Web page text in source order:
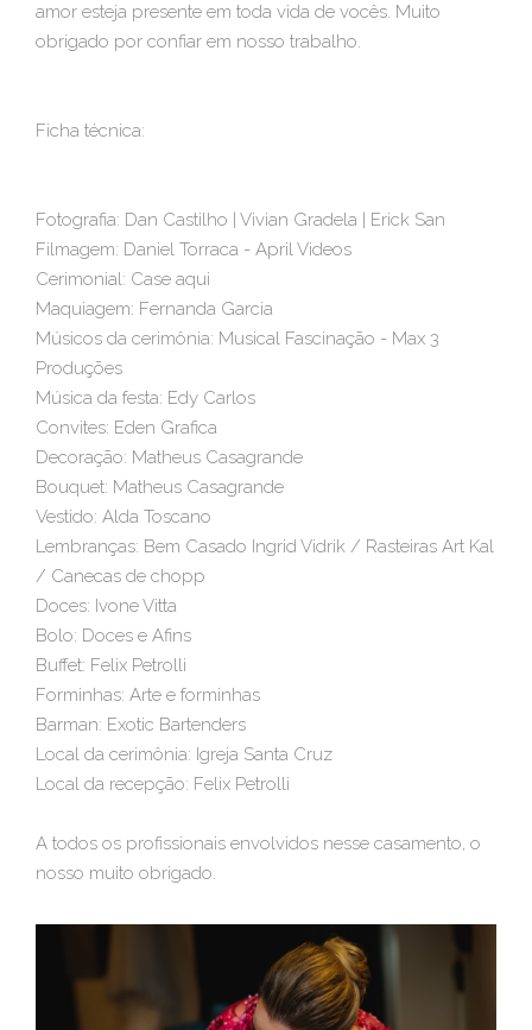
amor esteja presente em toda vida de vocês. Muito
obrigado por confiar em nosso trabalho.
Ficha técnica:
Fotografia: Dan Castilho | Vivian Gradela | Erick San
Filmagem: Daniel Torraca - April Videos
Cerimonial: Case aqui
Maquiagem: Fernanda Garcia
Músicos da cerimônia: Musical Fascinação - Max 3
Produções
Música da festa: Edy Carlos
Convites: Eden Grafica
Decoração: Matheus Casagrande
Bouquet: Matheus Casagrande
Vestido: Alda Toscano
Lembranças: Bem Casado Ingrid Vidrik / Rasteiras Art Kal
/ Canecas de chopp
Doces: Ivone Vitta
Bolo: Doces e Afins
Buffet: Felix Petrolli
Forminhas: Arte e forminhas
Barman: Exotic Bartenders
Local da cerimônia: Igreja Santa Cruz
Local da recepção: Felix Petrolli
A todos os profissionais envolvidos nesse casamento, o
nosso muito obrigado.